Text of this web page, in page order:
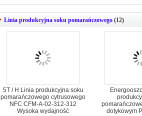
Linia produkcyjna soku pomarańczowego (12)
5T / H Linia produkcyjna soku
pomarańczowego cytrusowego
NFC CFM-A-02-312-312
Wysoka wydajność
dotykowym